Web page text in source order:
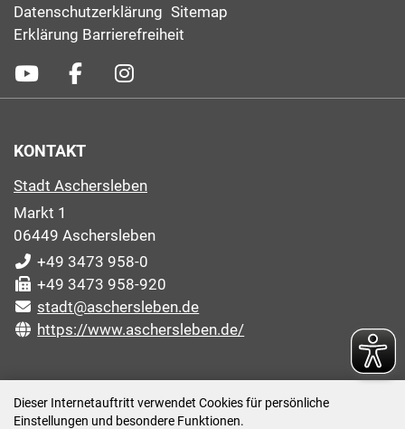
Dieser Internetauftritt verwendet Cookies für persönliche
Einstellungen und besondere Funktionen.
Datenschutzerklärung Sitemap
Erklärung Barrierefreiheit
KONTAKT
Stadt Aschersleben
Markt 1
06449 Aschersleben
+49 3473 958-0
+49 3473 958-920
stadt@aschersleben.de
https://www.aschersleben.de/